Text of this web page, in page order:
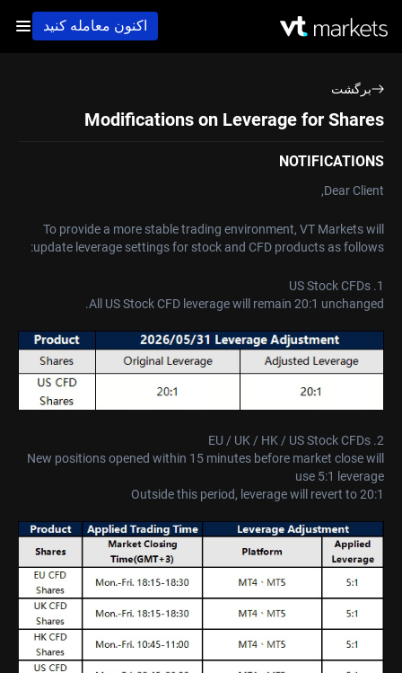
اکنون معامله کنید
برگشت
Modifications on Leverage for Shares
NOTIFICATIONS
Dear Client,
To provide a more stable trading environment, VT Markets will
update leverage settings for stock and CFD products as follows:
1. US Stock CFDs
All US Stock CFD leverage will remain 20:1 unchanged.
2. EU / UK / HK / US Stock CFDs
New positions opened within 15 minutes before market close will
use 5:1 leverage
Outside this period, leverage will revert to 20:1